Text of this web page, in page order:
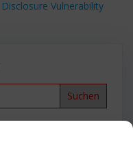
Disclosure Vulnerability